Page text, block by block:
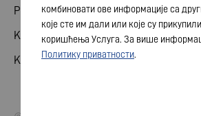
Publikacije
Kontakt sa investitorom
Korporativno upravljanje
комбиновати ове информације са
које сте им дали или које су
коришћења Услуга. За више
Политику приватности.